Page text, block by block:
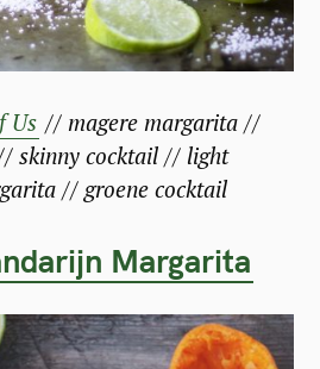
Us // magere margarita //
skinny cocktail // light
// groene cocktail
Margarita